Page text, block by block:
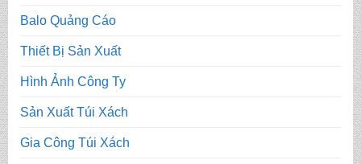
Balo Quảng Cáo
Thiết Bị Sản Xuất
Hình Ảnh Công Ty
Sản Xuất Túi Xách
Gia Công Túi Xách